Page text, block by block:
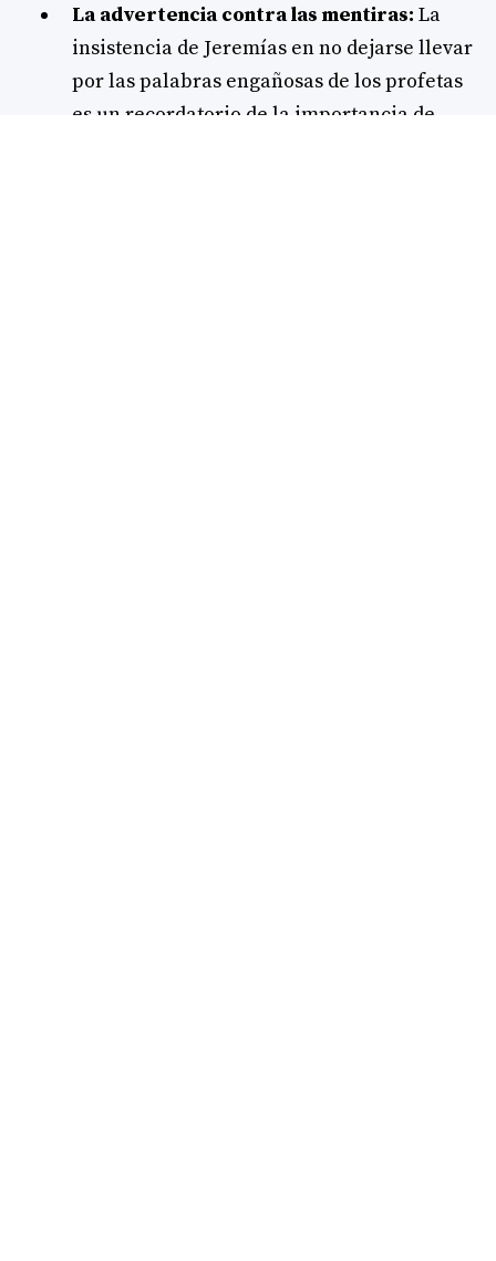
La advertencia contra las mentiras: La
insistencia de Jeremías en no dejarse llevar
por las palabras engañosas de los profetas
es un recordatorio de la importancia de